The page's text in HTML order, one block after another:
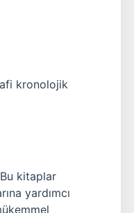
kronolojik
kitaplar
yardımcı